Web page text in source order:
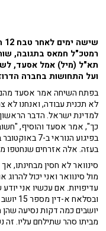
רמטכ"ל חמאס בתגובה,
תא"ל (מיל) אמל אסעד,
ועל התחושות בחברה
בפתח השיחה אמר אסעד מהם
לא תכנית עבודה, ואנחנו לא
למדינת ישראל. הדבר
כך", אמר אסעד והוסיף,
בפיגוע
בעזה. אלה אזרחים שנחטפו
סינוואר לא חסין מבחינתו,
מול סינוואר ואני יכול
יושבים כמה דקות נסיעה
מביתו סהר שתילחם עליו.